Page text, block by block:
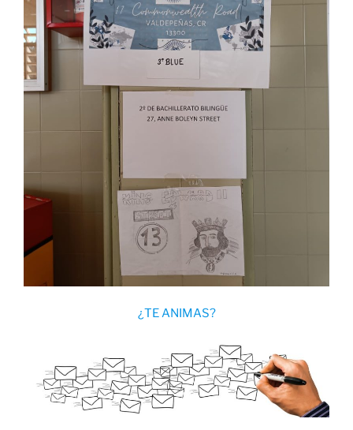
¿TE ANIMAS?